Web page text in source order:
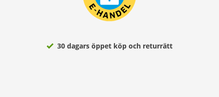
30 dagars öppet köp och returrätt